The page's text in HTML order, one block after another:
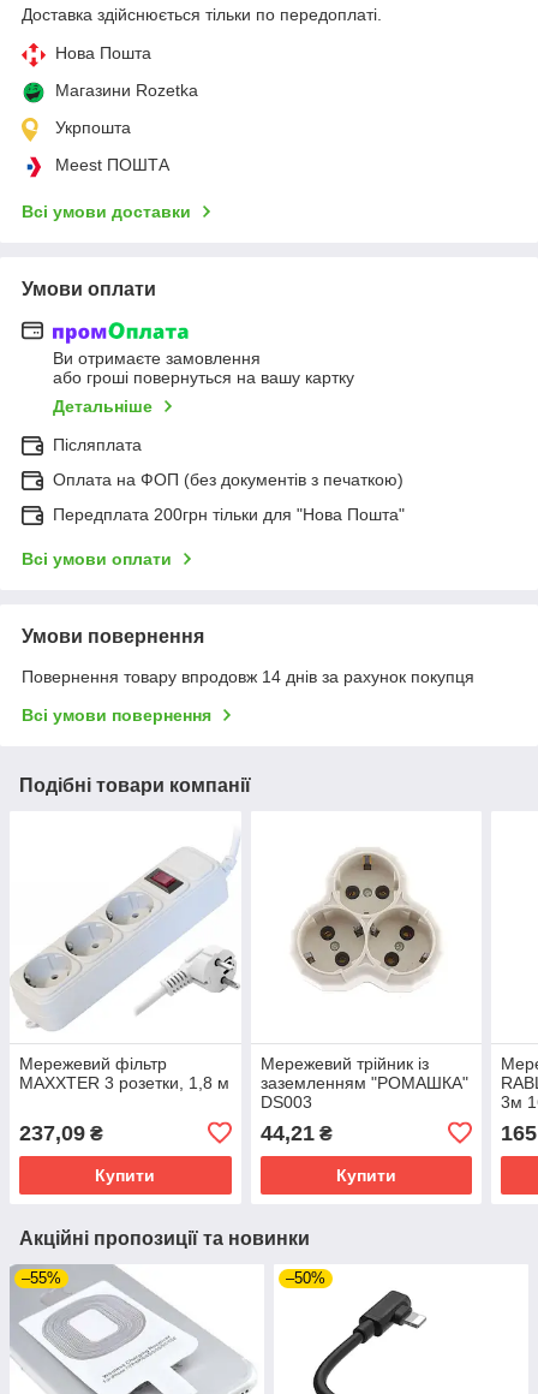
Доставка здійснюється тільки по передоплаті.
Нова Пошта
Магазини Rozetka
Укрпошта
Meest ПОШТА
Всі умови доставки
Умови оплати
Ви отримаєте замовлення
або гроші повернуться на вашу картку
Детальніше
Післяплата
Оплата на ФОП (без документів з печаткою)
Передплата 200грн тільки для "Нова Пошта"
Всі умови оплати
Умови повернення
Повернення товару впродовж 14 днів за рахунок покупця
Всі умови повернення
Подібні товари компанії
Мережевий фільтр
MAXXTER 3 розетки, 1,8 м
237,09 ₴
Купити
Мережевий трійник із
заземленням "РОМАШКА"
DS003
44,21₴
Купити
3м
Акційні пропозиції та новинки
–55% –50%